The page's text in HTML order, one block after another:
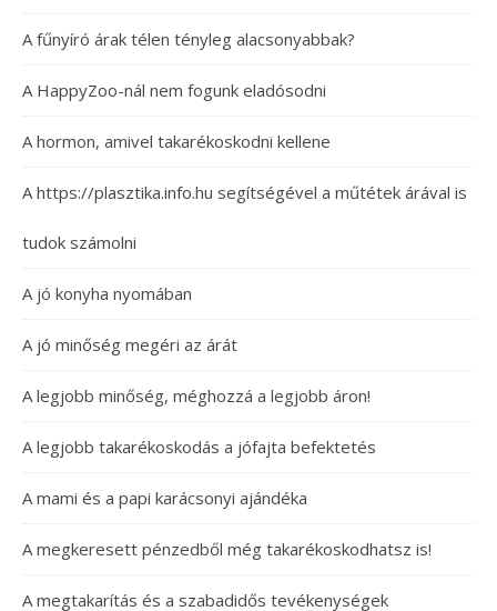
A fűnyíró árak télen tényleg alacsonyabbak?
A HappyZoo-nál nem fogunk eladósodni
A hormon, amivel takarékoskodni kellene
A https://plasztika.info.hu segítségével a műtétek árával is
tudok számolni
A jó konyha nyomában
A jó minőség megéri az árát
A legjobb minőség, méghozzá a legjobb áron!
A legjobb takarékoskodás a jófajta befektetés
A mami és a papi karácsonyi ajándéka
A megkeresett pénzedből még takarékoskodhatsz is!
A megtakarítás és a szabadidős tevékenységek